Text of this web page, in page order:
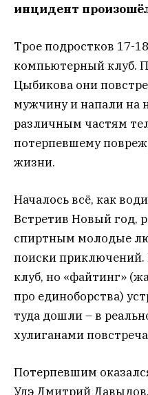
инцидент
Трое подростков 17-
компьютерный клуб.
Цыбикова они
мужчину и напали на
различным частям
потерпевшему
жизни.
Началось всё, как
Встретив Новый год,
спиртным молодые
поиски
клуб, но «файтинг»
про единоборства)
туда дошли – в
хулиганами
Потерпевшим
Удэ Дмитрий